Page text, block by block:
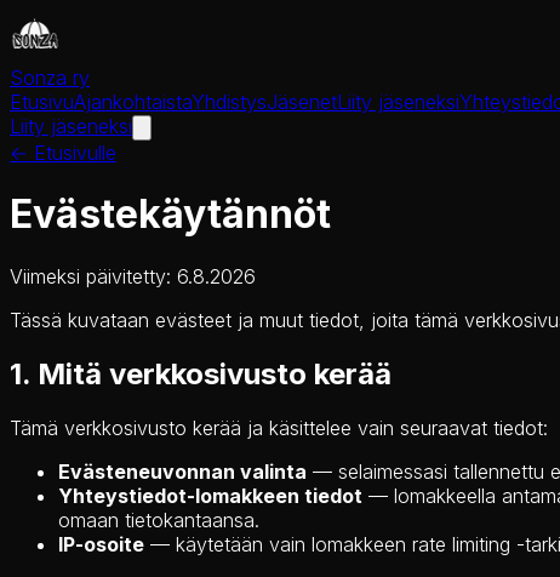
Sonza ry
EtusivuAjankohtaistaYhdistysJäsenetLiity jäseneksi
Liity jäseneksi
← Etusivulle
Evästekäytännöt
Viimeksi päivitetty: 6.8.2026
Tässä kuvataan evästeet ja muut tiedot, joita tämä
1. Mitä verkkosivusto kerää
Tämä verkkosivusto kerää ja käsittelee vain seuraavat tiedot:
Evästeneuvonnan valinta — selaimessasi tallennettu
Yhteystiedot-lomakkeen tiedot — lomakkeella
omaan tietokantaansa.
IP-osoite — käytetään vain lomakkeen rate limiting -